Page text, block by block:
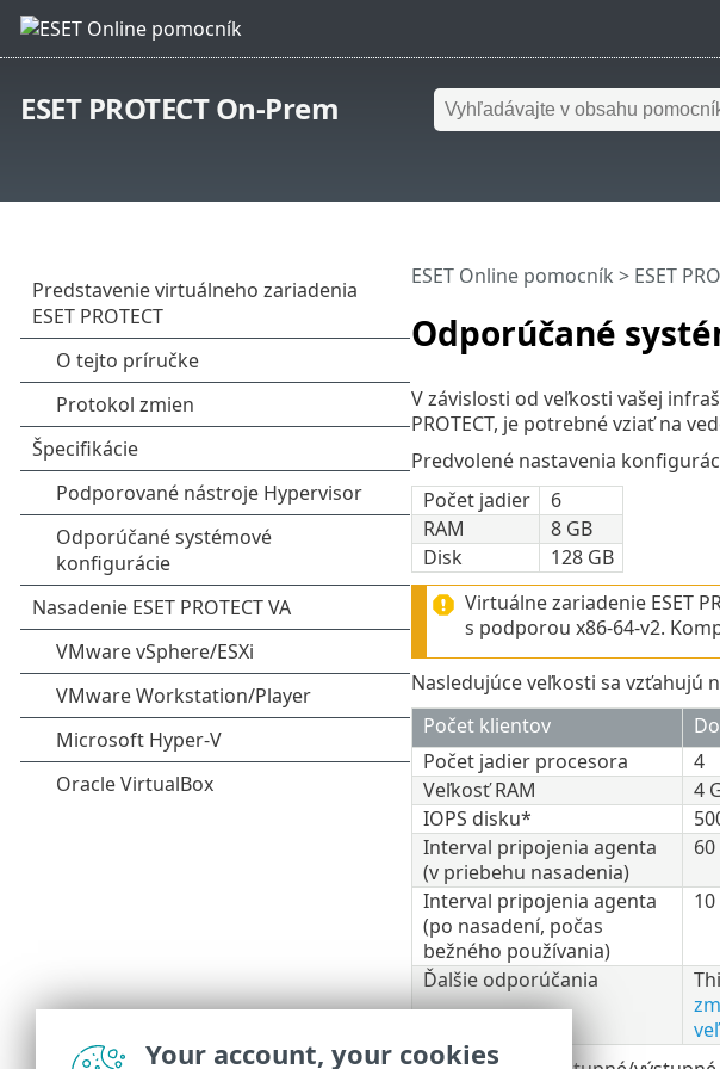
ESET PROTECT On-Prem
Odporúčané
ESET Online pomocník > ESET
V závislosti od veľkosti vašej
PROTECT, je potrebné vziať na
Predvolené nastavenia
Počet jadier
6
RAM
8 GB
Disk
128 GB
Virtuálne zariadenie ESET
s podporou x86-64-v2.
Nasledujúce veľkosti sa vzťahujú
Počet klientov
Počet jadier procesora
4
Veľkosť RAM
4
IOPS disku*
Interval pripojenia agenta
(v priebehu nasadenia)
Interval pripojenia agenta
(po nasadení, počas
bežného používania)
Ďalšie odporúčania
Your account, your cookies